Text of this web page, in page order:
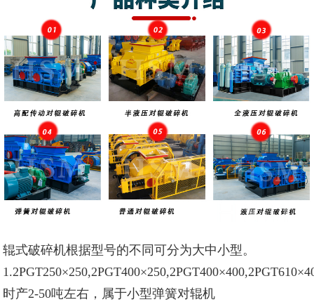
辊式破碎机根据型号的不同可分为大中小型。
1.2PGT250×250,2PGT400×250,2PGT400×400,2PGT
时产2-50吨左右，属于小型弹簧对辊机